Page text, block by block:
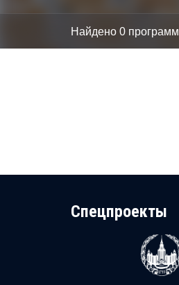
Найдено 0 программ
Cпецпроекты